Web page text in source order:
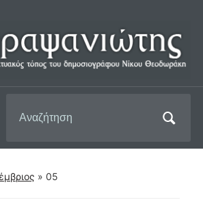
για:
» 05